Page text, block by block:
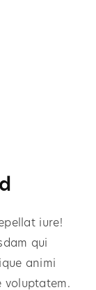
iure!
qui
animi
voluptatem.